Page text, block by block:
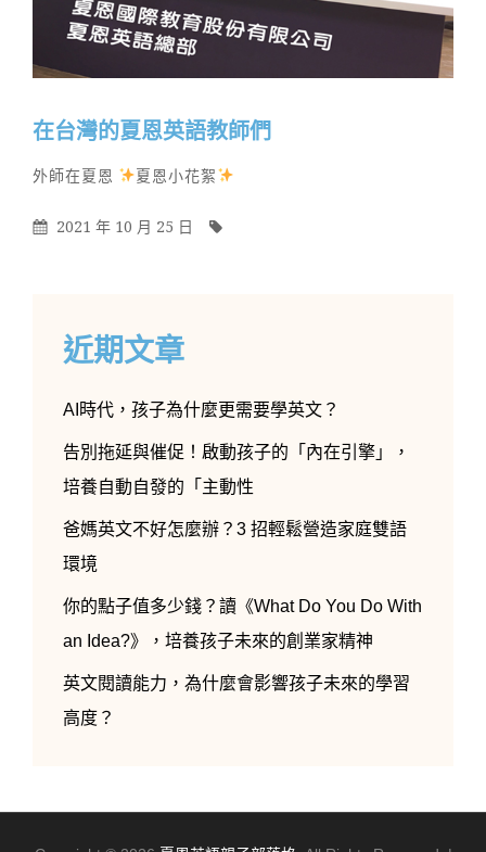
在台灣的夏恩英語教師們
Categories
外師在夏恩 夏恩小花絮 By
Posted
2021 年 10 月 25 日
近期文章
AI時代，孩子為什麼更需要學英文？
告別拖延與催促！啟動孩子的「內在引擎」，
培養自動自發的「主動性
爸媽英文不好怎麼辦？3 招輕鬆營造家庭雙語
環境
你的點子值多少錢？讀《What Do You Do With
an Idea?》，培養孩子未來的創業家精神
英文閱讀能力，為什麼會影響孩子未來的學習
高度？